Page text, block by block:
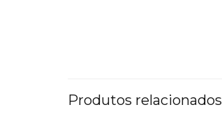
Produtos relacionados